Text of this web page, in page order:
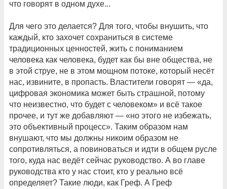
что говорят в одном духе...
Для чего это делается? Для того, чтобы внушить, что
каждый, кто захочет сохраниться в системе
традиционных ценностей, жить с пониманием
человека как человека, будет как бы вне общества, не
в этой струе, не в этом мощном потоке, который несёт
нас, извините, в пропасть. Властители говорят — «да,
цифровая экономика может быть страшной, потому
что неизвестно, что будет с человеком» и всё такое
прочее, и тут же добавляют — «но этого не избежать,
это объективный процесс». Таким образом нам
внушают, что мы должны никоим образом не
сопротивляться, а повиноваться и идти в общем русле
того, куда нас ведёт сейчас руководство. А во главе
руководства кто у нас стоит, кто у реально всё
определяет? Такие люди, как Греф. А Греф